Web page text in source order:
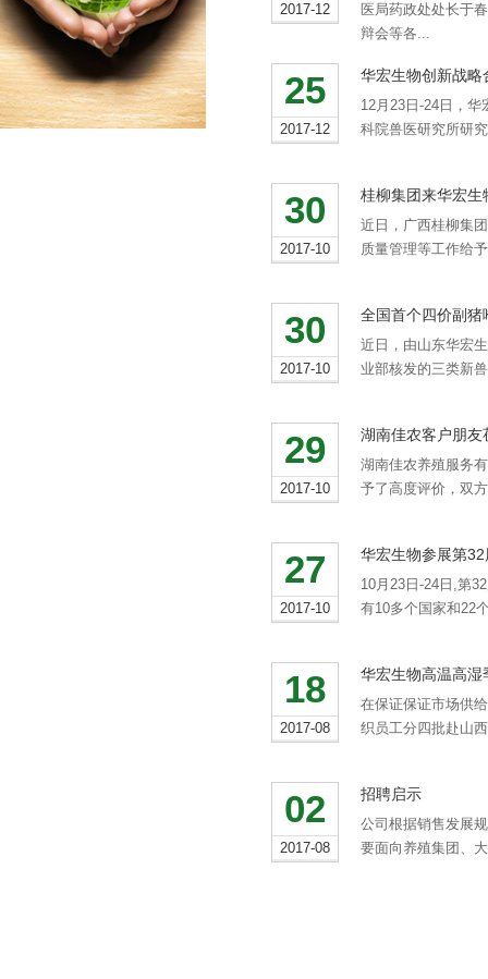
2017-12
医局药政处处长于
辩会等各...
25
2017-12
华宏生物创新战略
12月23日-24日，
科院兽医研究所研
30
2017-10
桂柳集团来华宏生
近日，广西桂柳集
质量管理等工作给
30
2017-10
全国首个四价副猪
近日，由山东华宏
业部核发的三类新
29
2017-10
湖南佳农客户朋友
湖南佳农养殖服务
予了高度评价，双
27
2017-10
华宏生物参展第
10月23日-24日,第
有10多个国家和22
18
2017-08
华宏生物高温高湿
在保证保证市场供
织员工分四批赴山
02
2017-08
招聘启示
公司根据销售发展
要面向养殖集团、